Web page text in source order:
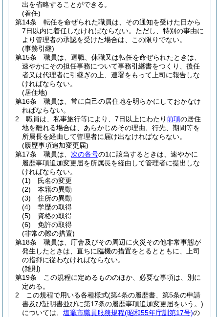
出を省略することができる。
(着任)
第14条
転任を命ぜられた職員は、その通知を受けた日から
7日以内に着任しなければならない。 ただし、特別の事由に
より管理者の承認を受けた場合は、この限りでない。
(事務引継)
第15条
職員は、退職、休職又は転任を命ぜられたときは、
速やかにその担任事務について事務引継書をつくり、後任
者又は代理者に引継ぎの上、連署をもって上司に報告しな
ければならない。
(居住地)
第16条
職員は、常に自己の居住地を明らかにしておかなけ
ればならない。
2
職員は、私事旅行等により、7日以上にわたり前項の居住
地を離れる場合は、あらかじめその理由、行先、期間等を
所属長を経由して管理者に届け出なければならない。
(履歴事項追加変更届)
第17条
職員は、 次の各号の1に該当するときは、速やかに
履歴事項追加変更届を所属長を経由して管理者に提出しな
ければならない。
(1)
氏名の変更
(2)
本籍の異動
(3)
住所の異動
(4)
学歴の取得
(5)
資格の取得
(6)
免許の取得
(非常の際の措置)
第18条
職員は、庁舎及びその周辺に火災その他非常事態が
発生したときは、直ちに臨機の措置をとるとともに、上司
の指揮に従わなければならない。
(雑則)
第19条
この規程に定めるもののほか、必要な事項は、別に
定める。
2
この規程で用いる各種様式(第4条の履歴書、第5条の申請
書及び証明書並びに第17条の履歴事項追加変更届をいう。)
については、 塩竈市職員服務規程(昭和55年庁訓第17号)の